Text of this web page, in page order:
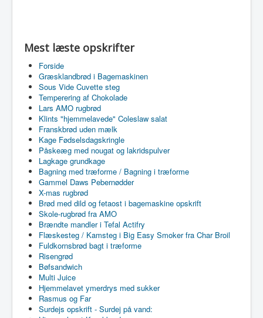
Mest læste opskrifter
Forside
Græsklandbrød i Bagemaskinen
Sous Vide Cuvette steg
Temperering af Chokolade
Lars AMO rugbrød
Klints "hjemmelavede" Coleslaw salat
Franskbrød uden mælk
Kage Fødselsdagskringle
Påskeæg med nougat og lakridspulver
Lagkage grundkage
Bagning med træforme / Bagning i træforme
Gammel Daws Pebernødder
X-mas rugbrød
Brød med dild og fetaost i bagemaskine opskrift
Skole-rugbrød fra AMO
Brændte mandler i Tefal Actifry
Flæskesteg / Kamsteg i Big Easy Smoker fra Char Broil
Fuldkornsbrød bagt i træforme
Risengrød
Bøfsandwich
Multi Juice
Hjemmelavet ymerdrys med sukker
Rasmus og Far
Surdejs opskrift - Surdej på vand: